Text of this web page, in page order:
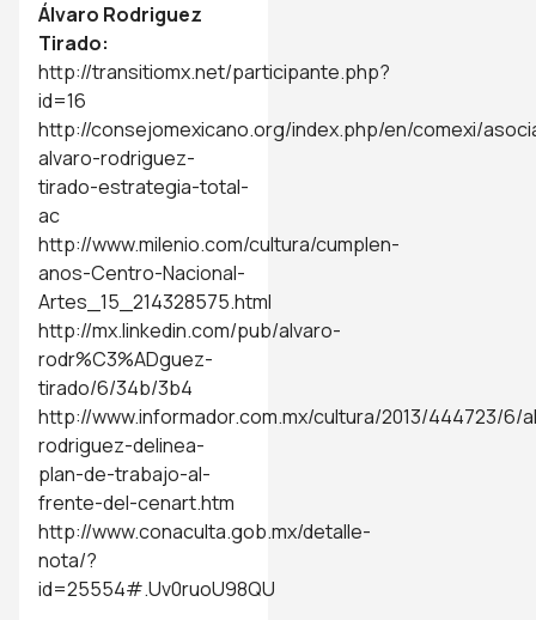
Álvaro Rodriguez
Tirado:
http://transitiomx.net/participante.php?
id=16
http://consejomexicano.org/index.php/en/comexi/
alvaro-rodriguez-
tirado-estrategia-total-
ac
http://www.milenio.com/cultura/cumplen-
anos-Centro-Nacional-
Artes_15_214328575.html
http://mx.linkedin.com/pub/alvaro-
rodr%C3%ADguez-
tirado/6/34b/3b4
http://www.informador.com.mx/cultura/2013/444723/6/
rodriguez-delinea-
plan-de-trabajo-al-
frente-del-cenart.htm
http://www.conaculta.gob.mx/detalle-
nota/?
id=25554#.Uv0ruoU98QU